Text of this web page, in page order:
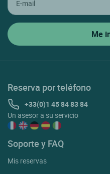
Reserva por teléfono
+33(0)1 45 84 83 84
Un asesor a su servicio
Soporte y FAQ
Mis reservas